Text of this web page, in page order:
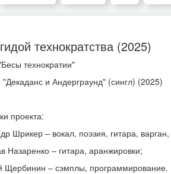
технократства (2025)
технократии"
и Андерграунд" (сингл) (2025)
проекта:
Шрикер – вокал, поэзия, гитара,
Назаренко – гитара, аранжировки;
Щербинин – сэмплы, программирование.